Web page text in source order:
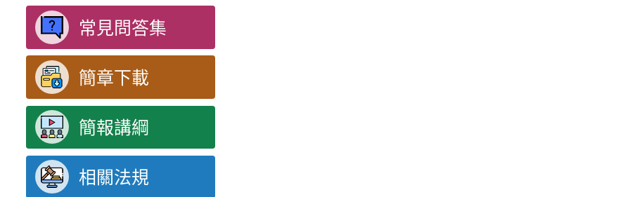
常見問答集
簡章下載
簡報講綱
相關法規